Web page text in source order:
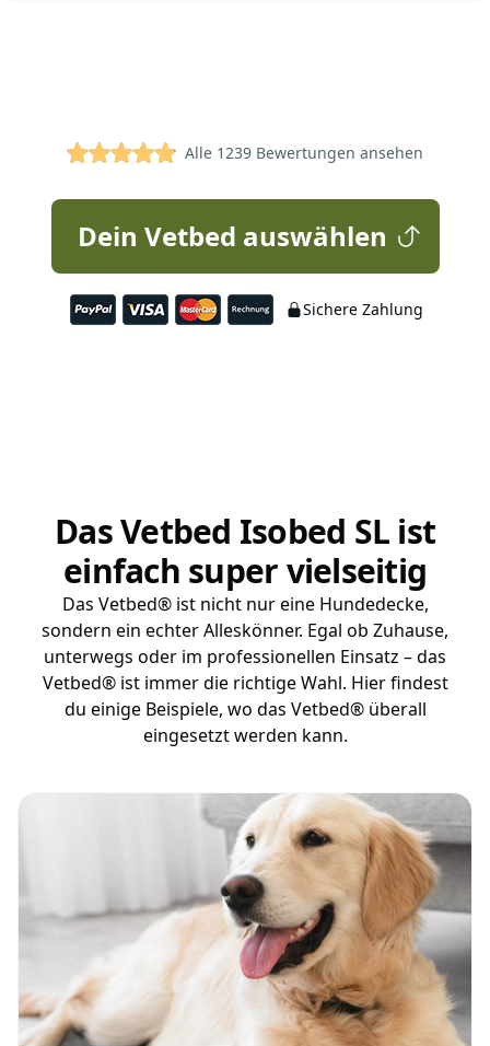
4.9 von 5 SternenAlle 1239 Bewertungen ansehen
Dein Vetbed auswählen
Sichere Zahlung
Das Vetbed Isobed SL ist
einfach super vielseitig
Das Vetbed® ist nicht nur eine Hundedecke,
sondern ein echter Alleskönner. Egal ob Zuhause,
unterwegs oder im professionellen Einsatz – das
Vetbed® ist immer die richtige Wahl. Hier findest
du einige Beispiele, wo das Vetbed® überall
eingesetzt werden kann.